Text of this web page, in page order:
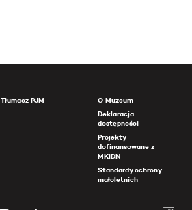
Tłumacz PJM
O Muzeum
Deklaracja
dostępności
Projekty
dofinansowane z
MKiDN
Standardy ochrony
małoletnich